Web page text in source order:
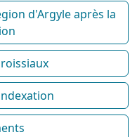
d'Argyle après la